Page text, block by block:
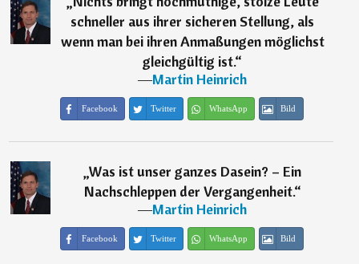
schneller aus ihrer sicheren Stellung, als
wenn man bei ihren Anmaßungen möglichst
gleichgültig ist.“
―Martin Heinrich
Facebook Twitter WhatsApp Bild
„Was ist unser ganzes Dasein? – Ein
Nachschleppen der Vergangenheit.“
―Martin Heinrich
Facebook Twitter WhatsApp Bild